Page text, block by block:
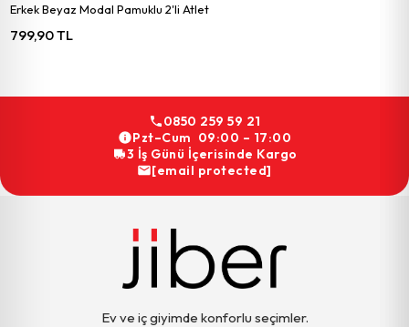
Erkek Beyaz Modal Pamuklu 2'li Atlet
799,90 TL
0850 259 59 21
Pzt–Cum 09:00 – 17:00
3 İş Günü İçerisinde Kargo
[email protected]
Ev ve iç giyimde konforlu seçimler.